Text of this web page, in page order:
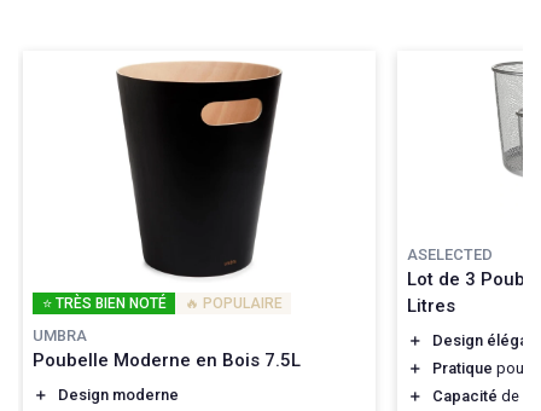
⭐ TRÈS BIEN NOTÉ 🔥 POPULAIRE
UMBRA
Poubelle Moderne en Bois 7.5L
＋
Design moderne
ASELECTED
Lot de 3
Litres
＋
Design élégant
＋
Pratique pour
＋
Capacité de